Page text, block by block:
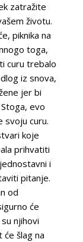
zatražite
životu.
piknika na
toga,
curu trebalo
iz snova,
jer bi
evo
svoju curu.
koje
prihvatiti
i
pitanje.
od
će
njihovi
će šlag na